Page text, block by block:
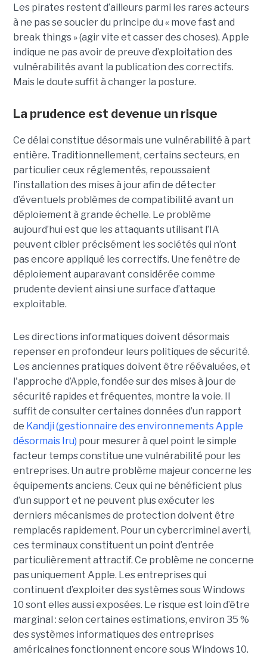
Les pirates restent d’ailleurs parmi les rares acteurs
à ne pas se soucier du principe du « move fast and
break things » (agir vite et casser des choses). Apple
indique ne pas avoir de preuve d’exploitation des
vulnérabilités avant la publication des correctifs.
Mais le doute suffit à changer la posture.
La prudence est devenue un risque
Ce délai constitue désormais une vulnérabilité à part
entière. Traditionnellement, certains secteurs, en
particulier ceux réglementés, repoussaient
l’installation des mises à jour afin de détecter
d’éventuels problèmes de compatibilité avant un
déploiement à grande échelle. Le problème
aujourd’hui est que les attaquants utilisant l’IA
peuvent cibler précisément les sociétés qui n’ont
pas encore appliqué les correctifs. Une fenêtre de
déploiement auparavant considérée comme
prudente devient ainsi une surface d’attaque
exploitable.
Les directions informatiques doivent désormais
repenser en profondeur leurs politiques de sécurité.
Les anciennes pratiques doivent être réévaluées, et
l'approche d’Apple, fondée sur des mises à jour de
sécurité rapides et fréquentes, montre la voie. Il
suffit de consulter certaines données d’un rapport
de Kandji (gestionnaire des environnements Apple
désormais Iru) pour mesurer à quel point le simple
facteur temps constitue une vulnérabilité pour les
entreprises. Un autre problème majeur concerne les
équipements anciens. Ceux qui ne bénéficient plus
d’un support et ne peuvent plus exécuter les
derniers mécanismes de protection doivent être
remplacés rapidement. Pour un cybercriminel averti,
ces terminaux constituent un point d’entrée
particulièrement attractif. Ce problème ne concerne
pas uniquement Apple. Les entreprises qui
continuent d’exploiter des systèmes sous Windows
10 sont elles aussi exposées. Le risque est loin d’être
marginal : selon certaines estimations, environ 35 %
des systèmes informatiques des entreprises
américaines fonctionnent encore sous Windows 10.